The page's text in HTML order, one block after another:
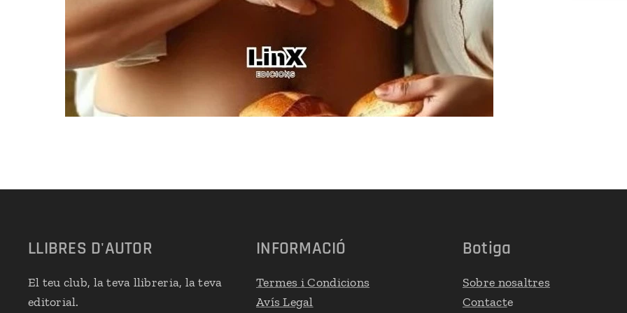
LLIBRES D'AUTOR
El teu club, la teva llibreria, la teva
editorial.
INFORMACIÓ
Termes i Condicions
Avís Legal
Botiga
Sobre nosaltres
Contacte